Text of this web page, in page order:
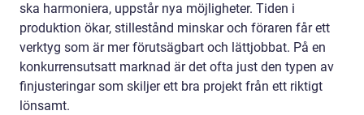
ska harmoniera, uppstår nya möjligheter. Tiden i
produktion ökar, stillestånd minskar och föraren får ett
verktyg som är mer förutsägbart och lättjobbat. På en
konkurrensutsatt marknad är det ofta just den typen av
finjusteringar som skiljer ett bra projekt från ett riktigt
lönsamt.